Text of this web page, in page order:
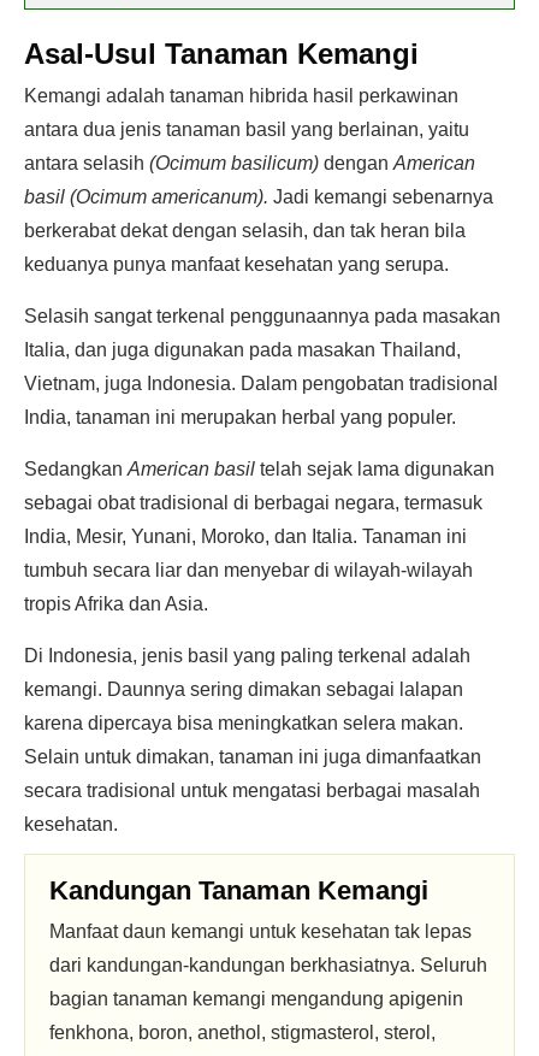
Asal-Usul Tanaman Kemangi
Kemangi adalah tanaman hibrida hasil perkawinan
antara dua jenis tanaman basil yang berlainan, yaitu
antara selasih (Ocimum basilicum) dengan American
basil (Ocimum americanum). Jadi kemangi sebenarnya
berkerabat dekat dengan selasih, dan tak heran bila
keduanya punya manfaat kesehatan yang serupa.
Selasih sangat terkenal penggunaannya pada masakan
Italia, dan juga digunakan pada masakan Thailand,
Vietnam, juga Indonesia. Dalam pengobatan tradisional
India, tanaman ini merupakan herbal yang populer.
Sedangkan American basil telah sejak lama digunakan
sebagai obat tradisional di berbagai negara, termasuk
India, Mesir, Yunani, Moroko, dan Italia. Tanaman ini
tumbuh secara liar dan menyebar di wilayah-wilayah
tropis Afrika dan Asia.
Di Indonesia, jenis basil yang paling terkenal adalah
kemangi. Daunnya sering dimakan sebagai lalapan
karena dipercaya bisa meningkatkan selera makan.
Selain untuk dimakan, tanaman ini juga dimanfaatkan
secara tradisional untuk mengatasi berbagai masalah
kesehatan.
Kandungan Tanaman Kemangi
Manfaat daun kemangi untuk kesehatan tak lepas
dari kandungan-kandungan berkhasiatnya. Seluruh
bagian tanaman kemangi mengandung apigenin
fenkhona, boron, anethol, stigmasterol, sterol,